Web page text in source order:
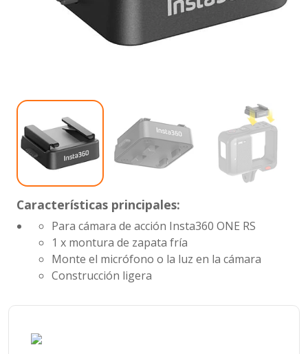
Características principales:
Para cámara de acción Insta360 ONE RS
1 x montura de zapata fría
Monte el micrófono o la luz en la cámara
Construcción ligera